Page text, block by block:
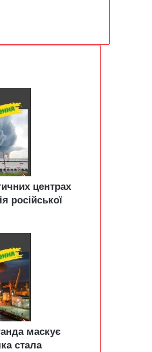
центрах
російської
маскує
стала